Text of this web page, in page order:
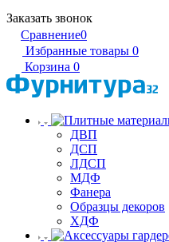
Заказать звонок
Сравнение0
Избранные товары 0
Корзина 0
ДВП
ДСП
ЛДСП
МДФ
Фанера
Образцы декоров
ХДФ